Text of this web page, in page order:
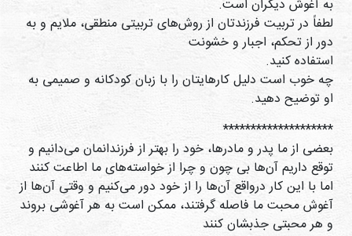
به آغوش دیگران است.
لطفاً در تربیت فرزندتان از روش‌های تربیتی منطقی، ملایم و به
دور از تحکم، اجبار و خشونت
استفاده کنيد.
چه خوب است دلیل کارهایتان را با زبان کودکانه و صمیمی به
او توضیح دهید.
********************
بعضی از ما پدر و مادرها، خود را بهتر از فرزندانمان می‌دانیم و
توقع داریم آن‌ها بی چون و چرا از خواسته‌های ما اطاعت کنند
اما با این کار درواقع آن‌ها را از خود دور می‌کنیم و وقتی آن‌ها از
آغوش محبت ما فاصله گرفتند، ممکن است به هر آغوشی بروند
و هر محبتی جذبشان کنند